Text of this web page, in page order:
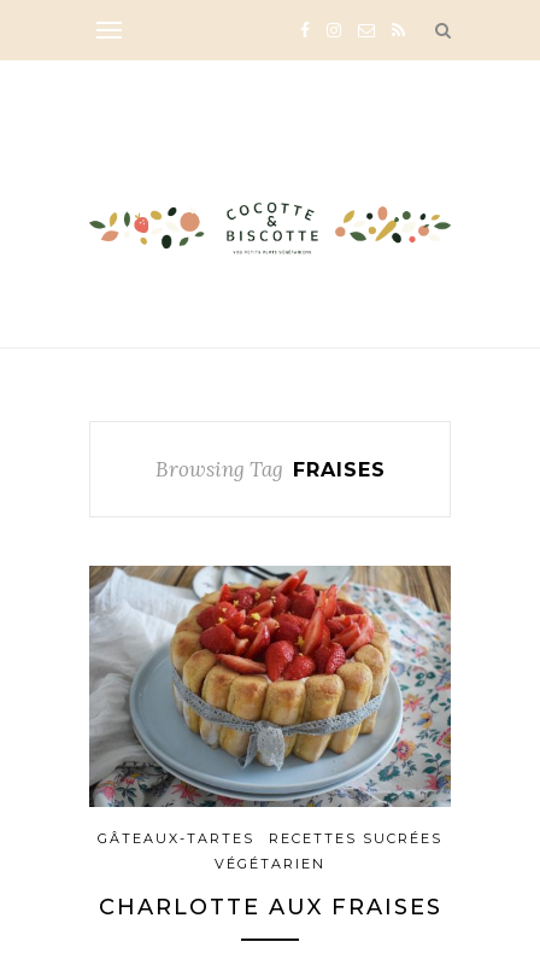
Browsing Tag FRAISES
GÂTEAUX-TARTES
RECETTES SUCRÉES
VÉGÉTARIEN
CHARLOTTE AUX FRAISES